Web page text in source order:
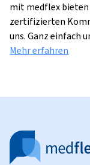
mit medflex bieten
zertifizierten
uns. Ganz einfach
Mehr erfahren